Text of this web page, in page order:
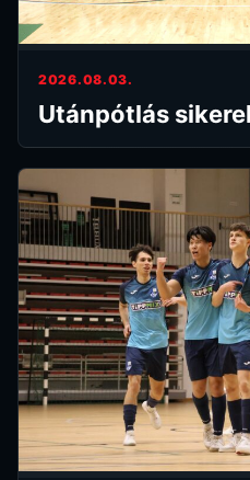
2026.08.03.
Utánpótlás